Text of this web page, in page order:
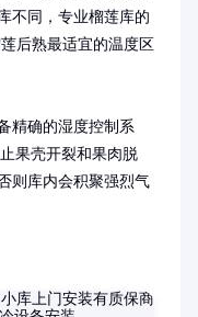
不同，专业榴莲库的
后熟最适宜的温度区
精确的湿度控制系
果壳开裂和果肉脱
则库内会积聚强烈气